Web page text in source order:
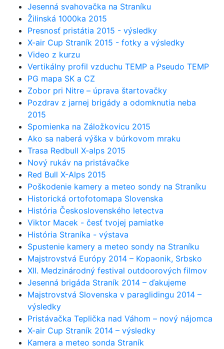
Jesenná svahovačka na Straníku
Žilinská 1000ka 2015
Presnosť pristátia 2015 - výsledky
X-air Cup Straník 2015 - fotky a výsledky
Video z kurzu
Vertikálny profil vzduchu TEMP a Pseudo TEMP
PG mapa SK a CZ
Zobor pri Nitre – úprava štartovačky
Pozdrav z jarnej brigády a odomknutia neba
2015
Spomienka na Záložkovicu 2015
Ako sa naberá výška v búrkovom mraku
Trasa Redbull X-alps 2015
Nový rukáv na pristávačke
Red Bull X-Alps 2015
Poškodenie kamery a meteo sondy na Straníku
Historická ortofotomapa Slovenska
História Československého letectva
Viktor Macek - česť tvojej pamiatke
História Straníka - výstava
Spustenie kamery a meteo sondy na Straníku
Majstrovstvá Európy 2014 – Kopaonik, Srbsko
XII. Medzinárodný festival outdoorových filmov
Jesenná brigáda Straník 2014 – ďakujeme
Majstrovstvá Slovenska v paraglidingu 2014 –
výsledky
Pristávačka Teplička nad Váhom – nový nájomca
X-air Cup Straník 2014 – výsledky
Kamera a meteo sonda Straník